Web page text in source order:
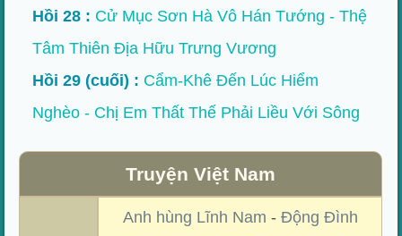
Hồi 28 : Cử Mục Sơn Hà Vô Hán Tướng - Thệ
Tâm Thiên Địa Hữu Trưng Vương
Hồi 29 (cuối) : Cẩm-Khê Đến Lúc Hiểm
Nghèo - Chị Em Thất Thế Phải Liều Với Sông
Truyện Việt Nam
Anh hùng Lĩnh Nam - Động Đình